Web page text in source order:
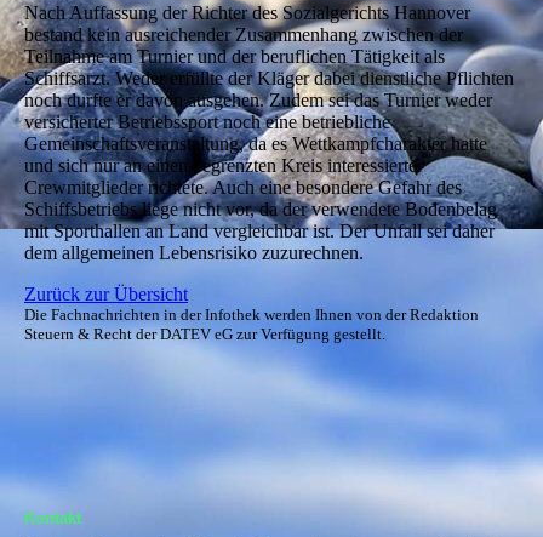
Nach Auffassung der Richter des Sozialgerichts Hannover
bestand kein ausreichender Zusammenhang zwischen der
Teilnahme am Turnier und der beruflichen Tätigkeit als
Schiffsarzt. Weder erfüllte der Kläger dabei dienstliche Pflichten
noch durfte er davon ausgehen. Zudem sei das Turnier weder
versicherter Betriebssport noch eine betriebliche
Gemeinschaftsveranstaltung, da es Wettkampfcharakter hatte
und sich nur an einen begrenzten Kreis interessierter
Crewmitglieder richtete. Auch eine besondere Gefahr des
Schiffsbetriebs liege nicht vor, da der verwendete Bodenbelag
mit Sporthallen an Land vergleichbar ist. Der Unfall sei daher
dem allgemeinen Lebensrisiko zuzurechnen.
Zurück zur Übersicht
Die Fachnachrichten in der Infothek werden Ihnen von der Redaktion
Steuern & Recht der DATEV eG zur Verfügung gestellt.
Kontakt